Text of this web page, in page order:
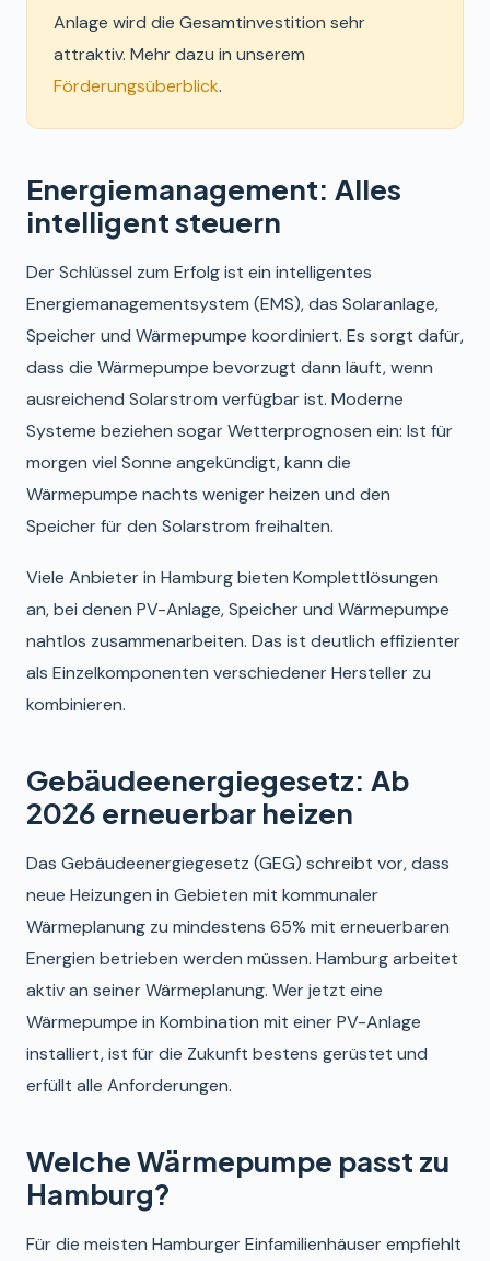
Anlage wird die Gesamtinvestition sehr
attraktiv. Mehr dazu in unserem
Förderungsüberblick.
Energiemanagement: Alles
intelligent steuern
Der Schlüssel zum Erfolg ist ein intelligentes
Energiemanagementsystem (EMS), das Solaranlage,
Speicher und Wärmepumpe koordiniert. Es sorgt dafür,
dass die Wärmepumpe bevorzugt dann läuft, wenn
ausreichend Solarstrom verfügbar ist. Moderne
Systeme beziehen sogar Wetterprognosen ein: Ist für
morgen viel Sonne angekündigt, kann die
Wärmepumpe nachts weniger heizen und den
Speicher für den Solarstrom freihalten.
Viele Anbieter in Hamburg bieten Komplettlösungen
an, bei denen PV-Anlage, Speicher und Wärmepumpe
nahtlos zusammenarbeiten. Das ist deutlich effizienter
als Einzelkomponenten verschiedener Hersteller zu
kombinieren.
Gebäudeenergiegesetz: Ab
2026 erneuerbar heizen
Das Gebäudeenergiegesetz (GEG) schreibt vor, dass
neue Heizungen in Gebieten mit kommunaler
Wärmeplanung zu mindestens 65% mit erneuerbaren
Energien betrieben werden müssen. Hamburg arbeitet
aktiv an seiner Wärmeplanung. Wer jetzt eine
Wärmepumpe in Kombination mit einer PV-Anlage
installiert, ist für die Zukunft bestens gerüstet und
erfüllt alle Anforderungen.
Welche Wärmepumpe passt zu
Hamburg?
Für die meisten Hamburger Einfamilienhäuser empfiehlt